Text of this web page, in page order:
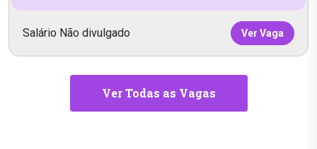
Salário Não divulgado Ver Vaga
Ver Todas as Vagas